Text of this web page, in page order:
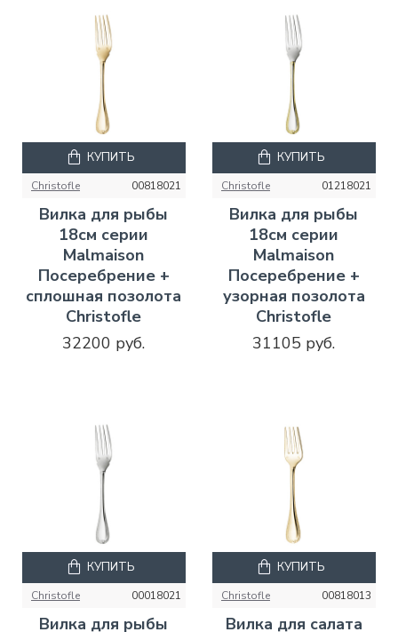
Christofle 00818021
Вилка для рыбы
18см серии
Malmaison
Посеребрение +
сплошная позолота
Christofle
32200 руб.
КУПИТЬ
Christofle 01218021
Вилка для рыбы
18см серии
Malmaison
Посеребрение +
узорная позолота
Christofle
31105 руб.
КУПИТЬ
Christofle 00018021
Вилка для рыбы
КУПИТЬ
Christofle 00818013
Вилка для салата
КУПИТЬ